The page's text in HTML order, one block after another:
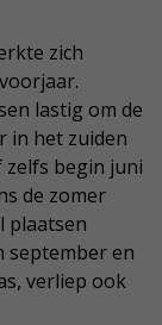
zich
lastig om de
in het zuiden
zelfs begin juni
de zomer
plaatsen
september en
verliep ook